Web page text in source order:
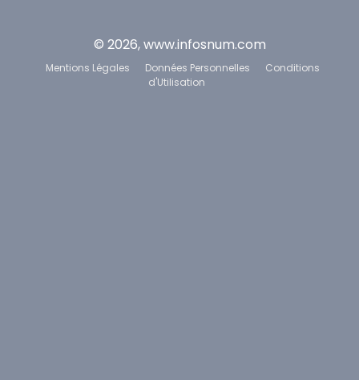
© 2026, www.infosnum.com
Mentions Légales Données Personnelles
Conditions
d'Utilisation